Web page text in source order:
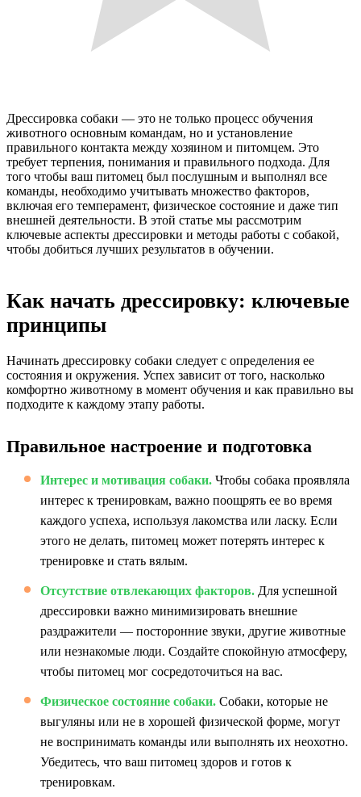
Дрессировка собаки — это не только процесс обучения
животного основным командам, но и установление
правильного контакта между хозяином и питомцем. Это
требует терпения, понимания и правильного подхода. Для
того чтобы ваш питомец был послушным и выполнял все
команды, необходимо учитывать множество факторов,
включая его темперамент, физическое состояние и даже тип
внешней деятельности. В этой статье мы рассмотрим
ключевые аспекты дрессировки и методы работы с собакой,
чтобы добиться лучших результатов в обучении.
Как начать дрессировку: ключевые
принципы
Начинать дрессировку собаки следует с определения ее
состояния и окружения. Успех зависит от того, насколько
комфортно животному в момент обучения и как правильно вы
подходите к каждому этапу работы.
Правильное настроение и подготовка
Интерес и мотивация собаки. Чтобы собака проявляла
интерес к тренировкам, важно поощрять ее во время
каждого успеха, используя лакомства или ласку. Если
этого не делать, питомец может потерять интерес к
тренировке и стать вялым.
Отсутствие отвлекающих факторов. Для успешной
дрессировки важно минимизировать внешние
раздражители — посторонние звуки, другие животные
или незнакомые люди. Создайте спокойную атмосферу,
чтобы питомец мог сосредоточиться на вас.
Физическое состояние собаки. Собаки, которые не
выгуляны или не в хорошей физической форме, могут
не воспринимать команды или выполнять их неохотно.
Убедитесь, что ваш питомец здоров и готов к
тренировкам.